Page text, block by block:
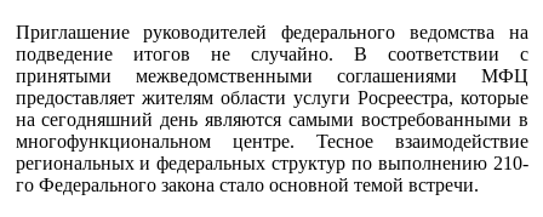
Приглашение руководителей федерального ведомства на
подведение итогов не случайно. В соответствии с
принятыми межведомственными соглашениями МФЦ
предоставляет жителям области услуги Росреестра, которые
на сегодняшний день являются самыми востребованными в
многофункциональном центре. Тесное взаимодействие
региональных и федеральных структур по выполнению 210-
го Федерального закона стало основной темой встречи.